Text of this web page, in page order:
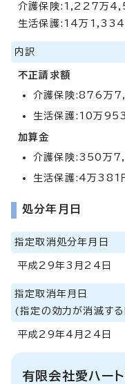
介護保険:1,227万
生活保護:14万1,334
内訳
不正請求額
介護保険:876万
生活保護:10万
加算金
介護保険:350万
生活保護:4万381
処分年月日
指定取消処分年月日
平成29年3月24日
指定取消年月日
(指定の効力が消滅す
平成29年4月24日
有限会社愛ハー